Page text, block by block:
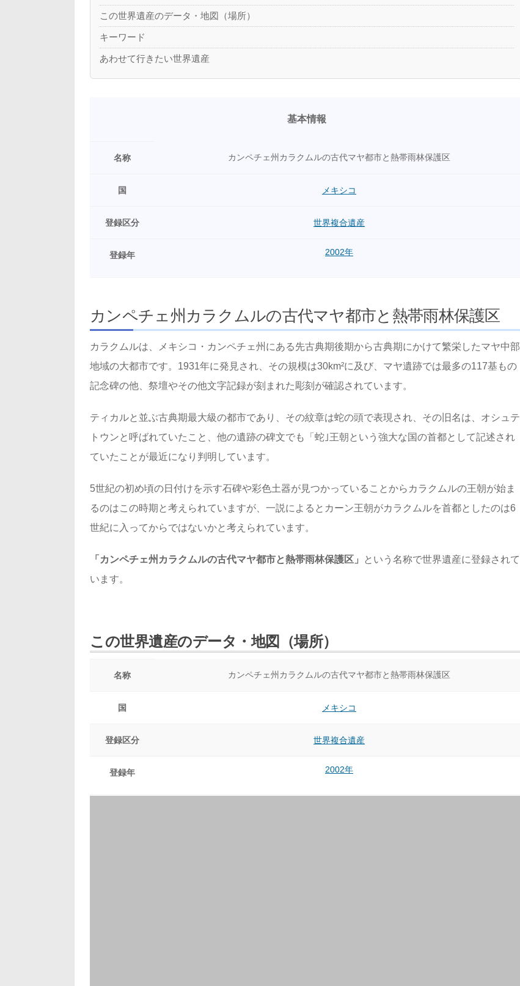
この世界遺産のデータ・地図（場所）
キーワード
あわせて行きたい世界遺産
基本情報
名称 カンペチェ州カラクムルの古代マヤ都市と熱帯雨林保護区
国 メキシコ
登録区分 世界複合遺産
登録年 2002年
カンペチェ州カラクムルの古代マヤ都市と熱帯雨林保護区
カラクムルは、メキシコ・カンペチェ州にある先古典期後期から古典期にかけて繁栄したマヤ中部
地域の大都市です。1931年に発見され、その規模は30km²に及び、マヤ遺跡では最多の117基もの
記念碑の他、祭壇やその他文字記録が刻まれた彫刻が確認されています。
ティカルと並ぶ古典期最大級の都市であり、その紋章は蛇の頭で表現され、その旧名は、オシュテ
トウンと呼ばれていたこと、他の遺跡の碑文でも「蛇｣王朝という強大な国の首都として記述され
ていたことが最近になり判明しています。
5世紀の初め頃の日付けを示す石碑や彩色土器が見つかっていることからカラクムルの王朝が始ま
るのはこの時期と考えられていますが、一説によるとカーン王朝がカラクムルを首都としたのは6
世紀に入ってからではないかと考えられています。
「カンペチェ州カラクムルの古代マヤ都市と熱帯雨林保護区」
という名称で世界遺産に登録されて
います。
この世界遺産のデータ・地図（場所）
名称 カンペチェ州カラクムルの古代マヤ都市と熱帯雨林保護区
国 メキシコ
登録区分 世界複合遺産
登録年 2002年